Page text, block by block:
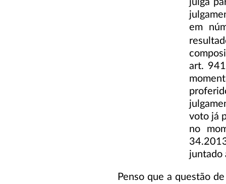
julga
em
art.
voto já
no
juntado
Penso que a questão